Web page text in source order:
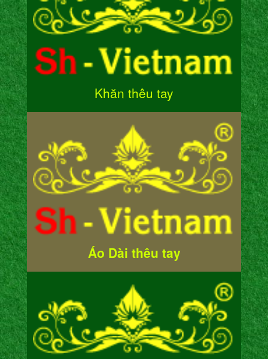
Khăn thêu tay
Áo Dài thêu tay